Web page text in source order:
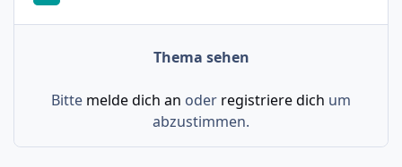
Thema sehen
Bitte melde dich an oder registriere dich um
abzustimmen.